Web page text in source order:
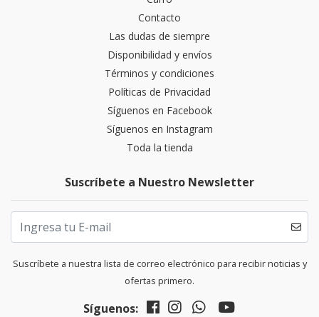
Contacto
Las dudas de siempre
Disponibilidad y envíos
Términos y condiciones
Políticas de Privacidad
Síguenos en Facebook
Síguenos en Instagram
Toda la tienda
Suscríbete a Nuestro Newsletter
Suscríbete a nuestra lista de correo electrónico para recibir noticias y
ofertas primero.
Síguenos: